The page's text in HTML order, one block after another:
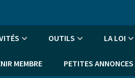
OUTILS LA LOI
MEMBRE PETITES ANNONCES